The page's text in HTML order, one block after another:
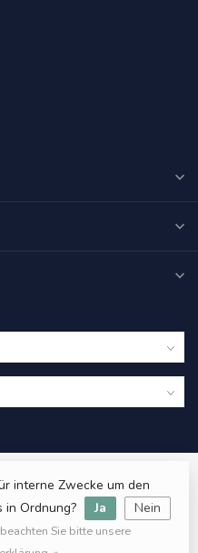
byLightspeed- Theme
interne Zwecke um den
in Ordnung?
Ja Nein
Sie bitte unsere